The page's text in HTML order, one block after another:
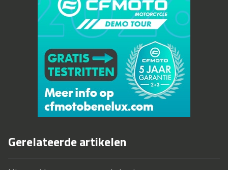
Gerelateerde artikelen